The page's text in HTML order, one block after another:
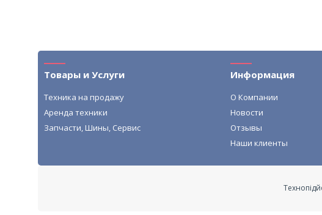
Товары и Услуги
Техника на продажу
Аренда техники
Запчасти, Шины, Сервис
Информация
О Компании
Новости
Отзывы
Наши клиенты